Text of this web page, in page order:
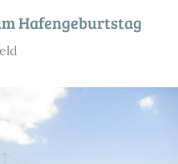
Hafengeburtstag